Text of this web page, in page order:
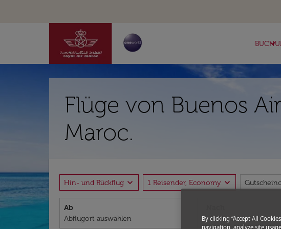
keyboard_arrow_down
Flüge von Buenos
Maroc.
Hin- und Rückflug expand_more 1 Reisender, Economy expand_more
Ab
By clicking “Accept All
navigation, analyze site